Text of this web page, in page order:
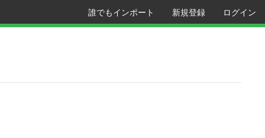
誰でもインポート 新規登録 ログイン